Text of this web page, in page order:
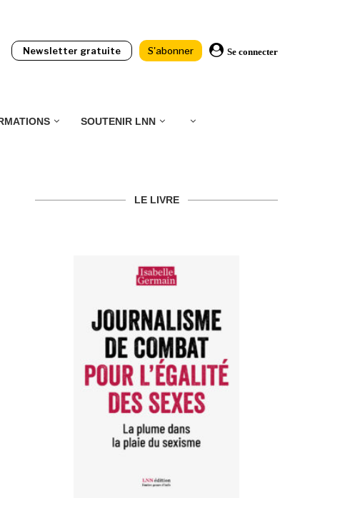
Newsletter gratuite S'abonner Se connecter
SOUTENIR LNN
LE LIVRE